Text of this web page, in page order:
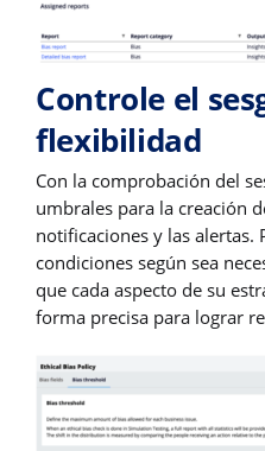
Controle el
flexibilidad
Con la comprobación del
umbrales para la creación
notificaciones y las alertas.
condiciones según sea
que cada aspecto de su
forma precisa para lograr